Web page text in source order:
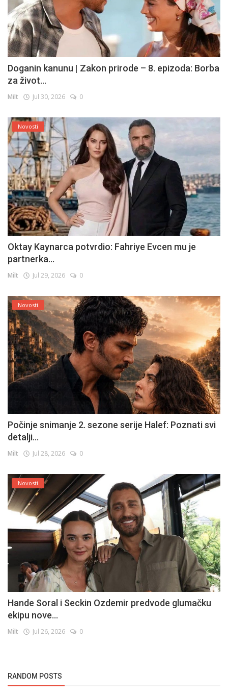
Doganin kanunu | Zakon prirode – 8. epizoda: Borba
za život...
Milt Jul 30, 2026 0
Novosti
Oktay Kaynarca potvrdio: Fahriye Evcen mu je
partnerka...
Milt Jul 29, 2026 0
Novosti
Počinje snimanje 2. sezone serije Halef: Poznati svi
detalji...
Milt Jul 28, 2026 0
Novosti
Hande Soral i Seckin Ozdemir predvode glumačku
ekipu nove...
Milt Jul 26, 2026 0
RANDOM POSTS